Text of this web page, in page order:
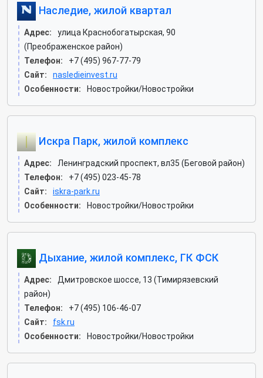
Наследие, жилой квартал
Адрес:
улица Краснобогатырская, 90
(Преображенское район)
Телефон:
+7 (495) 967-77-79
Сайт:
nasledieinvest.ru
Особенности:
Новостройки/Новостройки
Искра Парк, жилой комплекс
Адрес:
Ленинградский проспект, вл35 (Беговой район)
Телефон:
+7 (495) 023-45-78
Сайт:
iskra-park.ru
Особенности:
Новостройки/Новостройки
Дыхание, жилой комплекс, ГК ФСК
Адрес:
Дмитровское шоссе, 13 (Тимирязевский
район)
Телефон:
+7 (495) 106-46-07
Сайт:
fsk.ru
Особенности:
Новостройки/Новостройки